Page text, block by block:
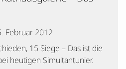
Februar 2012
15 Siege – Das ist die
heutigen Simultantunier.